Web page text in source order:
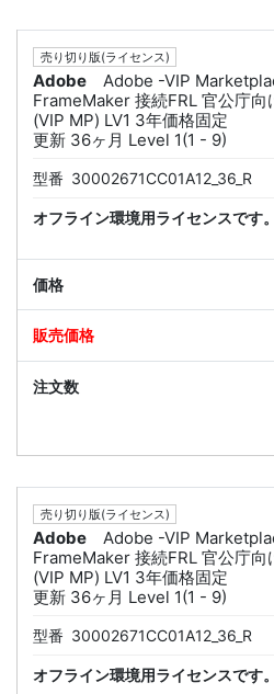
売り切り版(ライセンス)
Adobe
Adobe -VIP
FrameMaker 接続FRL 官公庁向
(VIP MP) LV1 3年価格固定
更新 36ヶ月 Level 1(1 - 9)
型番 30002671CC01A12_36_R
オフライン環境用ライセンスです。
売り切り版(ライセンス)
Adobe
Adobe -VIP
FrameMaker 接続FRL 官公庁向
(VIP MP) LV1 3年価格固定
更新 36ヶ月 Level 1(1 - 9)
型番 30002671CC01A12_36_R
オフライン環境用ライセンスです。